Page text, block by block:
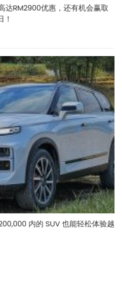
RM2900优惠，还有机会赢取
内的 SUV 也能轻松体验越